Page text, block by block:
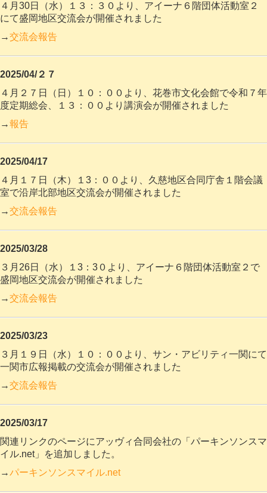
４月30日（水）１３：３０より、アイーナ６階団体活動室２
にて盛岡地区交流会が開催されました
→交流会報告
2025/04/２７
４月２７日（日）１０：００より、花巻市文化会館で令和７年
度定期総会、１３：００より講演会が開催されました
→報告
2025/04/17
４月１７日（木）１3：００より、久慈地区合同庁舎１階会議
室で沿岸北部地区交流会が開催されました
→交流会報告
2025/03/28
３月26日（水）１3：3０より、アイーナ６階団体活動室２で
盛岡地区交流会が開催されました
→交流会報告
2025/03/23
３月１９日（水）１０：００より、サン・アビリティ一関にて
一関市広報掲載の交流会が開催されました
→交流会報告
2025/03/17
関連リンクのページにアッヴィ合同会社の「パーキンソンスマ
イル.net」を追加しました。
→パーキンソンスマイル.net